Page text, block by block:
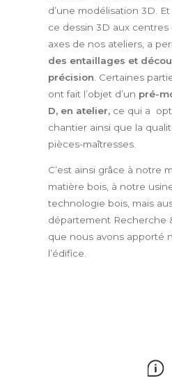
d’une modélisation 3D.
ce dessin 3D aux centres
axes de nos ateliers, a
des entaillages et
précision . Certaines
ont fait l’objet d’un pré-
D, en atelier, ce qui a
chantier ainsi que la
pièces-maîtresses.
C’est ainsi grâce à notre
matière bois, à notre
technologie bois, mais
département Recherche
que nous avons apporté
l’édifice.